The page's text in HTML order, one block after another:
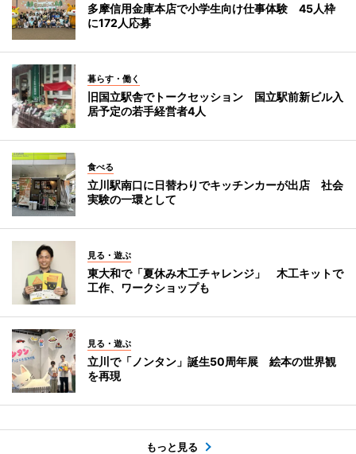
多摩信用金庫本店で小学生向け仕事体験 45人枠
に172人応募
暮らす・働く
旧国立駅舎でトークセッション 国立駅前新ビル入
居予定の若手経営者4人
食べる
立川駅南口に日替わりでキッチンカーが出店 社会
実験の一環として
見る・遊ぶ
東大和で「夏休み木工チャレンジ」 木工キットで
工作、ワークショップも
見る・遊ぶ
立川で「ノンタン」誕生50周年展 絵本の世界観
を再現
もっと見る